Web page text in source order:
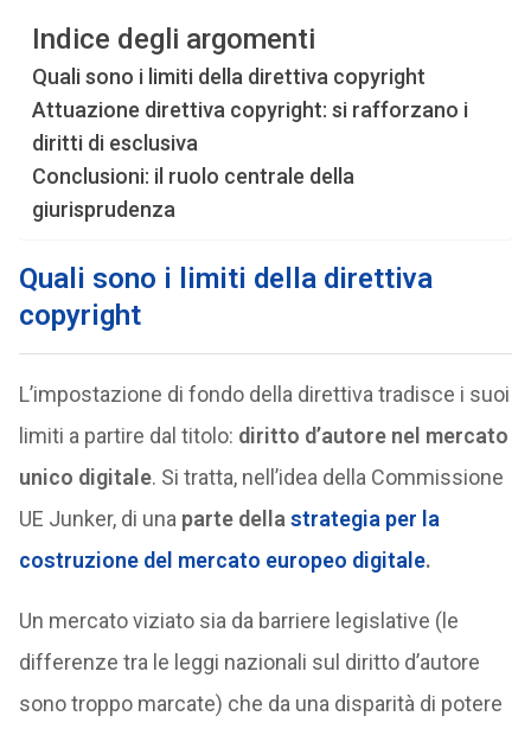
Indice degli argomenti
Quali sono i limiti della direttiva copyright
Attuazione direttiva copyright: si rafforzano i
diritti di esclusiva
Conclusioni: il ruolo centrale della
giurisprudenza
Quali sono i limiti della direttiva
copyright
L’impostazione di fondo della direttiva tradisce i suoi
limiti a partire dal titolo: diritto d’autore nel mercato
unico digitale. Si tratta, nell’idea della Commissione
UE Junker, di una parte della strategia per la
costruzione del mercato europeo digitale.
Un mercato viziato sia da barriere legislative (le
differenze tra le leggi nazionali sul diritto d’autore
sono troppo marcate) che da una disparità di potere